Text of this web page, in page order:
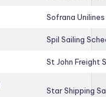
Sofrana
Spil Sailing
St John Freight
Star Shipping